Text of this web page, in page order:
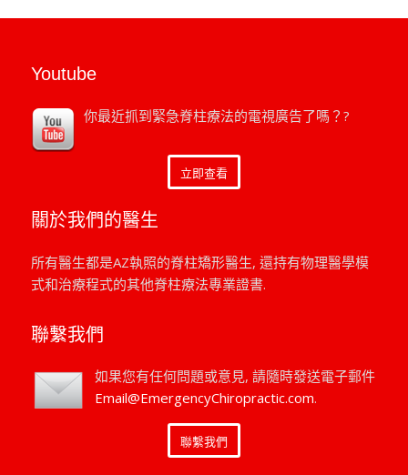
Youtube
你最近抓到緊急脊柱療法的電視廣告了嗎？?
立即查看
關於我們的醫生
所有醫生都是AZ執照的脊柱矯形醫生, 還持有物理醫學模
式和治療程式的其他脊柱療法專業證書.
聯繫我們
如果您有任何問題或意見, 請隨時發送電子郵件
Email@EmergencyChiropractic.com.
聯繫我們